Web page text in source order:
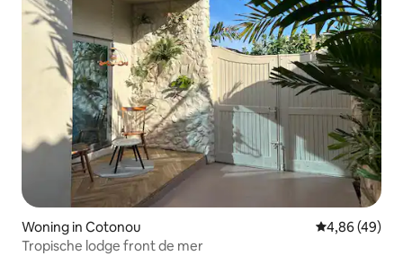
Woning in Cotonou Gemiddelde
4,86 (49)
Tropische lodge front de mer